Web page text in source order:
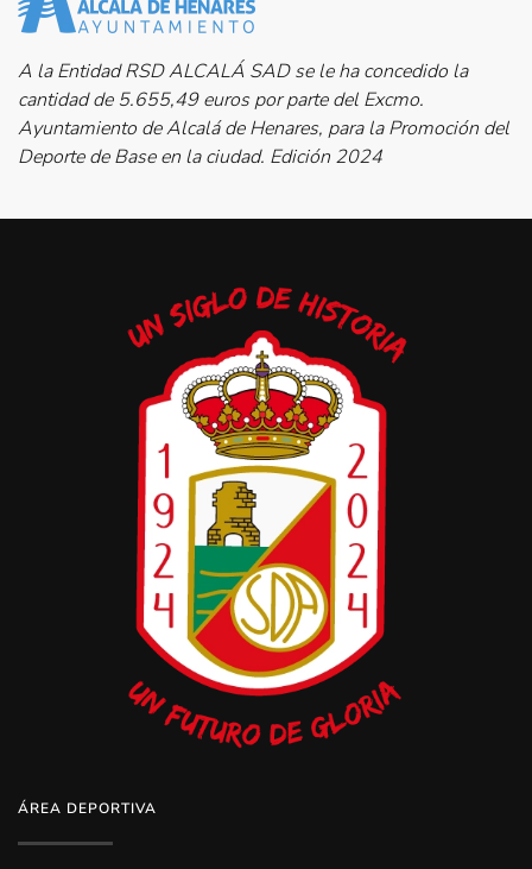
A la Entidad RSD ALCALÁ SAD se le ha concedido la
cantidad de 5.655,49 euros por parte del Excmo.
Ayuntamiento de Alcalá de Henares, para la Promoción del
Deporte de Base en la ciudad. Edición 2024
ÁREA DEPORTIVA